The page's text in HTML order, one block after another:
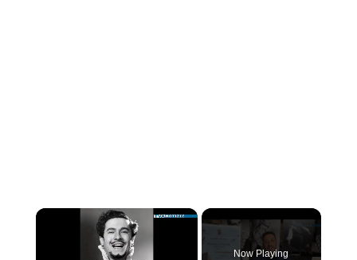
×
Now Playing